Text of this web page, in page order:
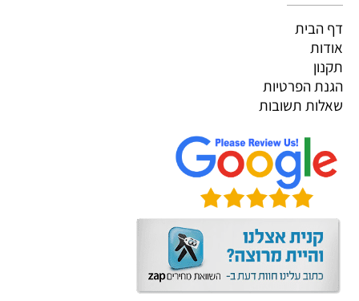
דף הבית
אודות
תקנון
הגנת הפרטיות
שאלות תשובות